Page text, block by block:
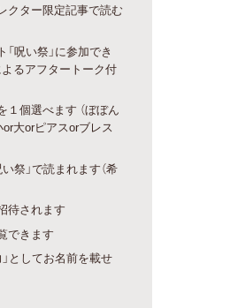
クター限定記事で読む
呪い祭」に参加でき
よるアフタートーク付
個選べます （ぼぼん
大orピアスorブレス
祭」で読まれます（希
待されます
できます
としてお名前を載せ